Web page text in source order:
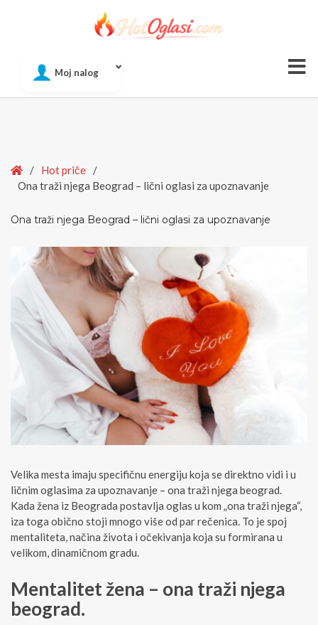
Moj nalog
Home
/ Hot pričе
/
Ona traži njega Beograd – lični oglasi za upoznavanje
Ona traži njega Beograd – lični oglasi za upoznavanje
Velika mesta imaju specifičnu energiju koja se direktno vidi i u
ličnim oglasima za upoznavanje – ona traži njega beograd.
Kada žena iz Beograda postavlja oglas u kom „ona traži njega“,
iza toga obično stoji mnogo više od par rečenica. To je spoj
mentaliteta, načina života i očekivanja koja su formirana u
velikom, dinamičnom gradu.
Mentalitet žena – ona traži njega
beograd.